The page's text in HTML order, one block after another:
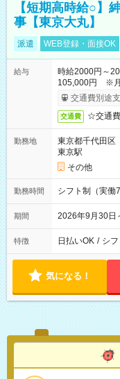
【短期高時給○】
事【東京大丸】
派遣 WEB登録・面接OK
給与
時給2000円～
105,000円 ※月
いたします。
交通費別途
交通費 ☆交通費
勤務地
東京都千代田区
東京駅
その他
勤務時間 シフト制（実働
期間 2026年9月30日
特徴 日払いOK / シ
気になる！